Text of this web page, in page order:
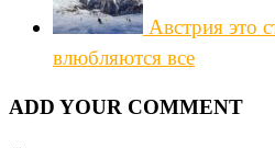
Австрия это
влюбляются все
ADD YOUR COMMENT